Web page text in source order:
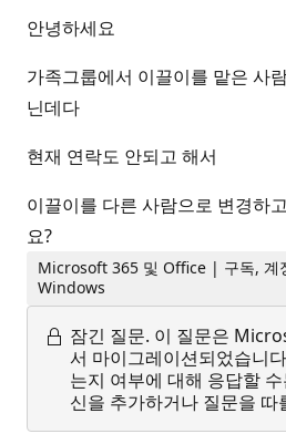
안녕하세요
가족그룹에서 이끌이를 맡은 사
닌데다
현재 연락도 안되고 해서
이끌이를 다른 사람으로 변경하
요?
Microsoft 365 및 Office | 구독, 계
Windows
잠긴 질문. 이 질문은
서 마이그레이션되었습니
는지 여부에 대해 응답할
신을 추가하거나 질문을 따